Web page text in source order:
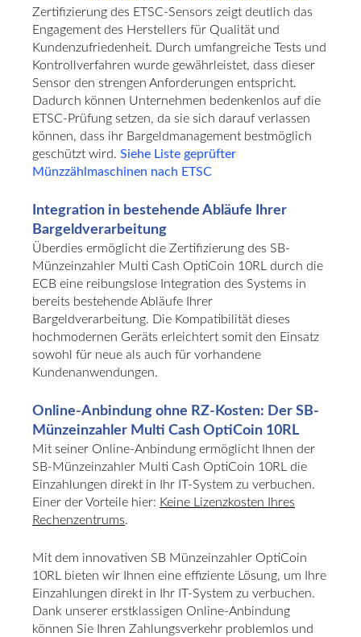
Zertifizierung des ETSC-Sensors zeigt deutlich das
Engagement des Herstellers für Qualität und
Kundenzufriedenheit. Durch umfangreiche Tests und
Kontrollverfahren wurde gewährleistet, dass dieser
Sensor den strengen Anforderungen entspricht.
Dadurch können Unternehmen bedenkenlos auf die
ETSC-Prüfung setzen, da sie sich darauf verlassen
können, dass ihr Bargeldmanagement bestmöglich
geschützt wird. Siehe Liste geprüfter
Münzzählmaschinen nach ETSC
Integration in bestehende Abläufe Ihrer
Bargeldverarbeitung
Überdies ermöglicht die Zertifizierung des SB-
Münzeinzahler Multi Cash OptiCoin 10RL durch die
ECB eine reibungslose Integration des Systems in
bereits bestehende Abläufe Ihrer
Bargeldverarbeitung. Die Kompatibilität dieses
hochmodernen Geräts erleichtert somit den Einsatz
sowohl für neue als auch für vorhandene
Kundenanwendungen.
Online-Anbindung ohne RZ-Kosten: Der SB-
Münzeinzahler Multi Cash OptiCoin 10RL
Mit seiner Online-Anbindung ermöglicht Ihnen der
SB-Münzeinzahler Multi Cash OptiCoin 10RL die
Einzahlungen direkt in Ihr IT-System zu verbuchen.
Einer der Vorteile hier: Keine Lizenzkosten Ihres
Rechenzentrums.
Mit dem innovativen SB Münzeinzahler OptiCoin
10RL bieten wir Ihnen eine effiziente Lösung, um Ihre
Einzahlungen direkt in Ihr IT-System zu verbuchen.
Dank unserer erstklassigen Online-Anbindung
können Sie Ihren Zahlungsverkehr problemlos und